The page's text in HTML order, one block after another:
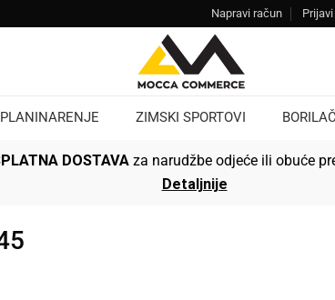
Napravi račun
PLANINARENJE ZIMSKI SPORTOVI
DOSTAVA za narudžbe odjeće ili obuće
Detaljnije